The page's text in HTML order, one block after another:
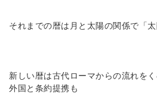
それまでの暦は月と太陽の関係で「太
新しい暦は古代ローマからの流れを
外国と条約提携も